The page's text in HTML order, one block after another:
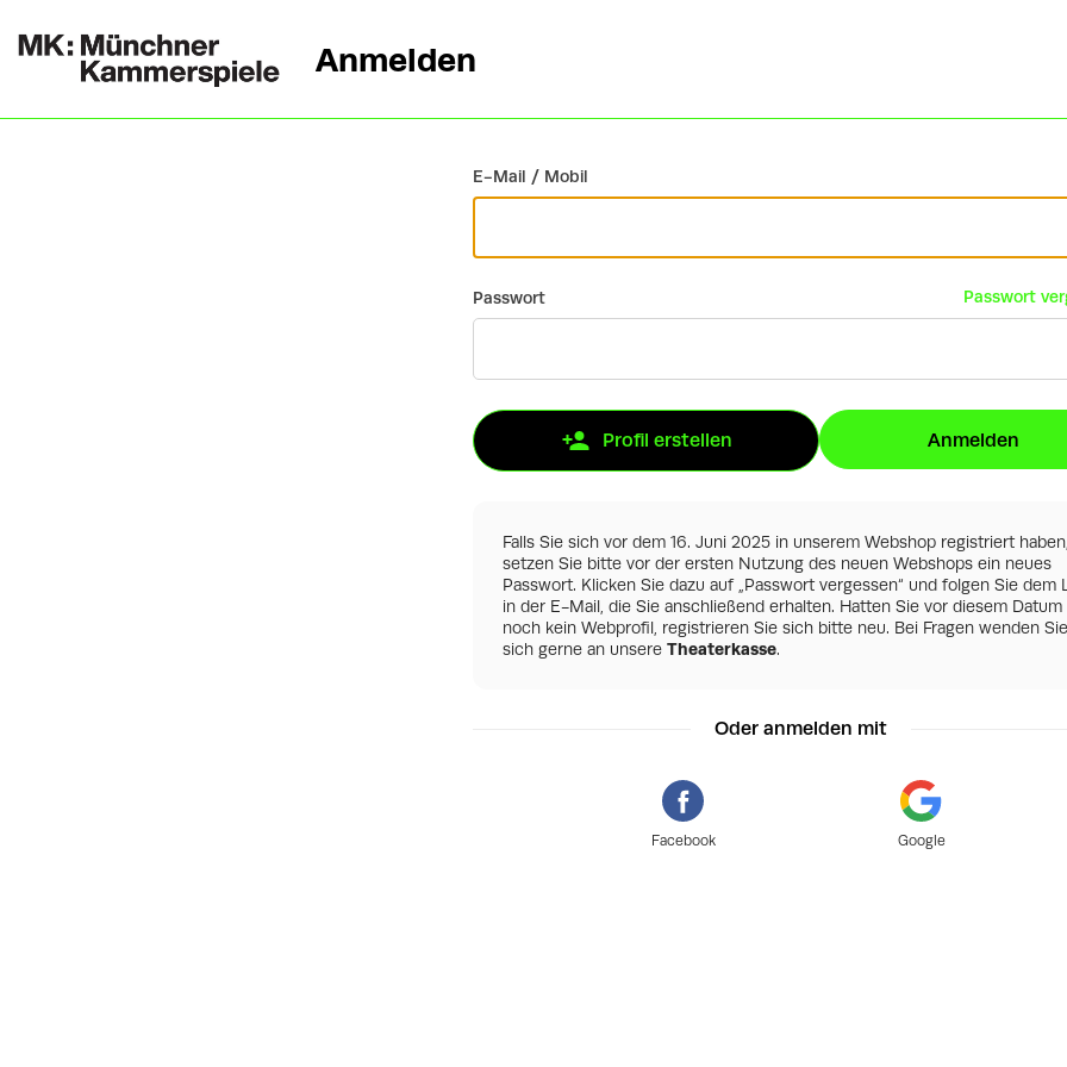
Zurück
Anmelden
E-Mail / Mobil
Passwort Passwort
Profil erstellen Anmelden
Falls Sie sich vor dem 16. Juni 2025 in unserem Webshop registriert haben,
setzen Sie bitte vor der ersten Nutzung des neuen Webshops ein neues
Passwort. Klicken Sie dazu auf „Passwort vergessen“ und folgen Sie dem
in der E-Mail, die Sie anschließend erhalten. Hatten Sie vor diesem Datum
noch kein Webprofil, registrieren Sie sich bitte neu. Bei Fragen wenden Sie
sich gerne an unsere Theaterkasse.
Oder anmelden mit
Facebook Google